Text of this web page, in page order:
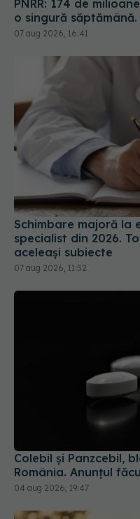
PNRR: 174 de
o singură
07 aug 2026, 16:41
Schimbare majoră la
specialist din 2026.
aceleași subiecte
07 aug 2026, 11:52
Colebil și Panzcebil,
România. Anunțul
04 aug 2026, 19:47